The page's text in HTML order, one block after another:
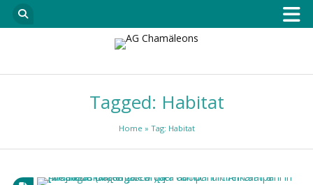
Tagged: Habitat
Home » Tag: Habitat